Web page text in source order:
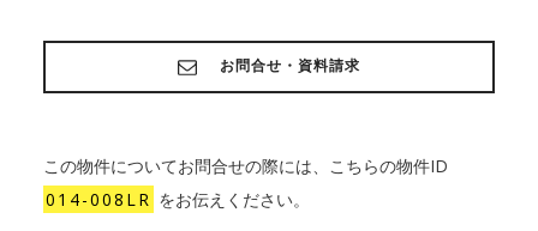
お問合せ・資料請求
この物件についてお問合せの際には、こちらの物件ID
014-008LR をお伝えください。